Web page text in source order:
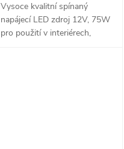
Vysoce kvalitní spínaný
napájecí LED zdroj 12V, 75W
pro použití v interiérech,